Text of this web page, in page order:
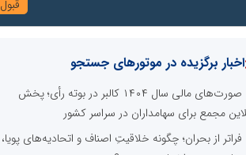
اخبار برگزیده در موتورهای جستجو
صورت‌های مالی سال ۱۴۰۴ کالبر در بوته رأی؛ پخش
مجمع برای سهامداران در سراسر کشور
فراتر از بحران؛ چگونه خلاقیتِ اصناف و اتحادیه‌های پویا،